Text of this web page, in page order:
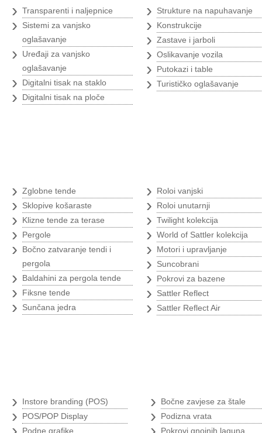
› Transparenti i naljepnice
›
Sistemi za vanjsko
oglašavanje
›
Uređaji za vanjsko
oglašavanje
› Digitalni tisak na staklo
› Digitalni tisak na ploče
› Strukture na napuhavanje
› Konstrukcije
› Zastave i jarboli
› Oslikavanje vozila
› Putokazi i table
› Turističko oglašavanje
› Zglobne tende
› Sklopive košaraste
› Klizne tende za terase
› Pergole
›
Bočno zatvaranje tendi i
pergola
› Baldahini za pergola tende
› Fiksne tende
› Sunčana jedra
› Roloi vanjski
› Roloi unutarnji
› Twilight kolekcija
› World of Sattler kolekcija
› Motori i upravljanje
› Suncobrani
› Pokrovi za bazene
› Sattler Reflect
› Sattler Reflect Air
› Instore branding (POS)
› POS/POP Display
Podne grafike
› Bočne zavjese za štale
› Podizna vrata
Pokrovi gnojnih laguna